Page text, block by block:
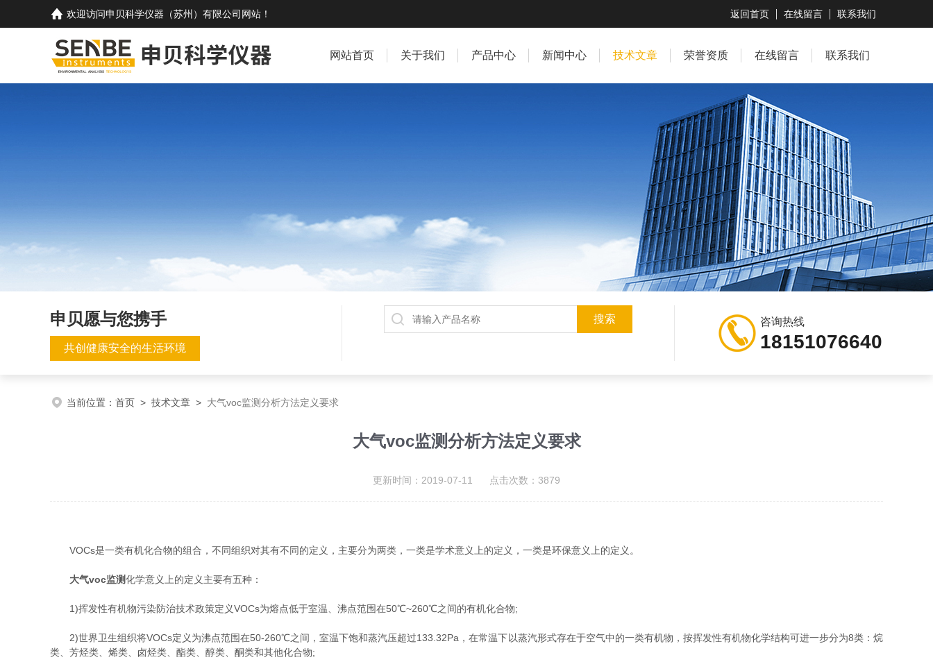
欢迎访问申贝科学仪器（苏州）有限公司 网站！ 返回首页 在线留言 联系我们
网站首页 关于我们 产品中心 新闻中心 技术文章 荣誉资质 在线留言 联系我们
申贝愿与您携手
共创健康安全的生活环境
咨询热线
18151076640
当前位置： 首页 > 技术文章 > 大气voc监测分析方法定义要求
大气voc监测分析方法定义要求
更新时间：2019-07-11 点击次数：3879
VOCs是一类有机化合物的组合，不同组织对其有不同的定义，主要分为两类，一类是学术意义上的定义，一类是环保意义上的定义。
大气voc监测化学意义上的定义主要有五种：
1)挥发性有机物污染防治技术政策定义VOCs为熔点低于室温、沸点范围在50℃~260℃之间的有机化合物;
2)世界卫生组织将VOCs定义为沸点范围在50-260℃之间，室温下饱和蒸汽压超过133.32Pa，在常温下以蒸汽形式存在于空气中的一类有机物，按挥发性有机物化学结构可进一步分为8类：烷
类、芳烃类、烯类、卤烃类、酯类、醇类、酮类和其他化合物;